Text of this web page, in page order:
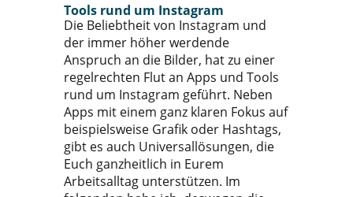
Tools rund um Instagram
Die Beliebtheit von Instagram und
der immer höher werdende
Anspruch an die Bilder, hat zu einer
regelrechten Flut an Apps und Tools
rund um Instagram geführt. Neben
Apps mit einem ganz klaren Fokus auf
beispielsweise Grafik oder Hashtags,
gibt es auch Universallösungen, die
Euch ganzheitlich in Eurem
Arbeitsalltag unterstützen. Im